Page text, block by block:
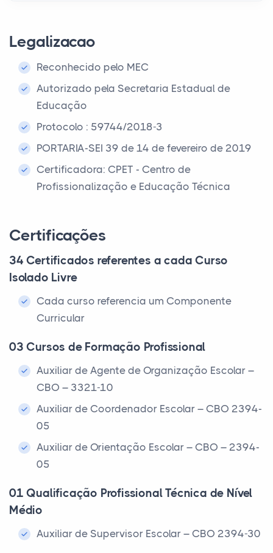
Legalizacao
Reconhecido pelo MEC
Autorizado pela Secretaria Estadual de
Educação
Protocolo : 59744/2018-3
PORTARIA-SEI 39 de 14 de fevereiro de 2019
Certificadora: CPET - Centro de
Profissionalização e Educação Técnica
Certificações
34 Certificados referentes a cada Curso
Isolado Livre
Cada curso referencia um Componente
Curricular
03 Cursos de Formação Profissional
Auxiliar de Agente de Organização Escolar –
CBO – 3321-10
Auxiliar de Coordenador Escolar – CBO 2394-
05
Auxiliar de Orientação Escolar – CBO – 2394-
05
01 Qualificação Profissional Técnica de Nível
Médio
Auxiliar de Supervisor Escolar – CBO 2394-30